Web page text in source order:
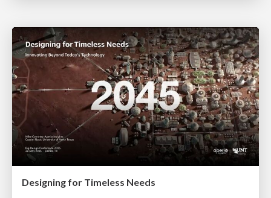
Designing for Timeless Needs